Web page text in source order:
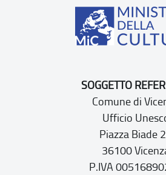
SOGGETTO
Comune di
Ufficio
Piazza Biade
36100
P.IVA